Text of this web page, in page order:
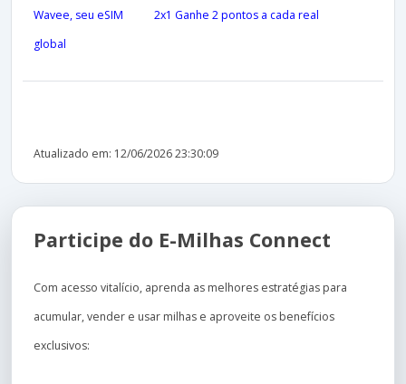
Wavee, seu eSIM
global
2x1 Ganhe 2 pontos a cada real
Atualizado em: 12/06/2026 23:30:09
Participe do E-Milhas Connect
Com acesso vitalício, aprenda as melhores estratégias para
acumular, vender e usar milhas e aproveite os benefícios
exclusivos: